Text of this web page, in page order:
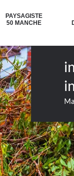
PAYSAGISTE
50 MANCHE